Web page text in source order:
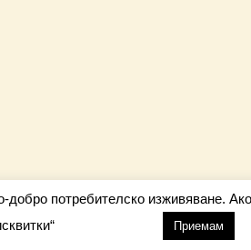
потребителско изживяване.
Приемам